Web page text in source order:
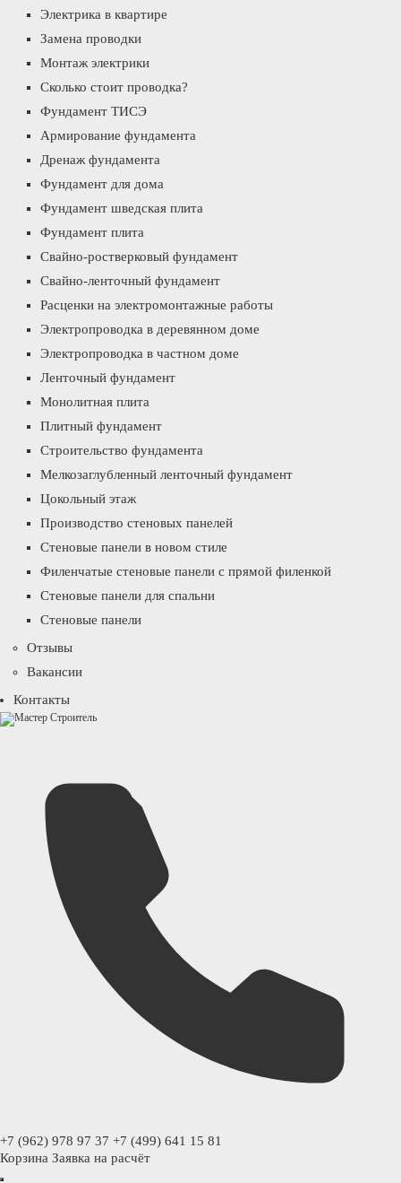
Электрика в квартире
Замена проводки
Монтаж электрики
Сколько стоит проводка?
Фундамент ТИСЭ
Армирование фундамента
Дренаж фундамента
Фундамент для дома
Фундамент шведская плита
Фундамент плита
Свайно-ростверковый фундамент
Свайно-ленточный фундамент
Расценки на электромонтажные работы
Электропроводка в деревянном доме
Электропроводка в частном доме
Ленточный фундамент
Монолитная плита
Плитный фундамент
Строительство фундамента
Мелкозаглубленный ленточный фундамент
Цокольный этаж
Производство стеновых панелей
Стеновые панели в новом стиле
Филенчатые стеновые панели с прямой филенкой
Стеновые панели для спальни
Стеновые панели
Отзывы
Вакансии
Контакты
+7 (962) 978 97 37 +7 (499) 641 15 81
Корзина Заявка на расчёт